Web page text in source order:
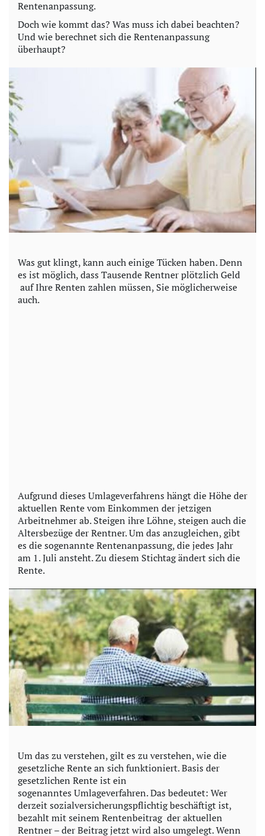
Rentenanpassung.
Doch wie kommt das? Was muss ich dabei beachten?
Und wie berechnet sich die Rentenanpassung
überhaupt?
Was gut klingt, kann auch einige Tücken haben. Denn
es ist möglich, dass Tausende Rentner plötzlich Geld
auf Ihre Renten zahlen müssen, Sie möglicherweise
auch.
Aufgrund dieses Umlageverfahrens hängt die Höhe der
aktuellen Rente vom Einkommen der jetzigen
Arbeitnehmer ab. Steigen ihre Löhne, steigen auch die
Altersbezüge der Rentner. Um das anzugleichen, gibt
es die sogenannte Rentenanpassung, die jedes Jahr
am 1. Juli ansteht. Zu diesem Stichtag ändert sich die
Rente.
Um das zu verstehen, gilt es zu verstehen, wie die
gesetzliche Rente an sich funktioniert. Basis der
gesetzlichen Rente ist ein
sogenanntes Umlageverfahren. Das bedeutet: Wer
derzeit sozialversicherungspflichtig beschäftigt ist,
bezahlt mit seinem Rentenbeitrag der aktuellen
Rentner – der Beitrag jetzt wird also umgelegt. Wenn